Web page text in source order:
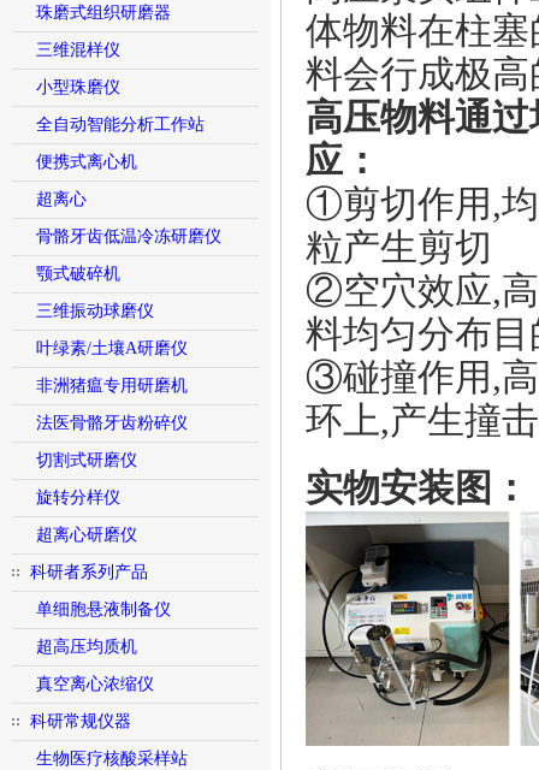
珠磨式组织研磨器
三维混样仪
小型珠磨仪
全自动智能分析工作站
便携式离心机
超离心
骨骼牙齿低温冷冻研磨仪
颚式破碎机
三维振动球磨仪
叶绿素/土壤A研磨仪
非洲猪瘟专用研磨机
法医骨骼牙齿粉碎仪
切割式研磨仪
旋转分样仪
超离心研磨仪
科研者系列产品
单细胞悬液制备仪
超高压均质机
真空离心浓缩仪
科研常规仪器
生物医疗核酸采样站
体物料在柱
料会行成极
高压物料通
应：
①剪切作用,
粒产生剪切
②空穴效应,
料均匀分布目
③碰撞作用,
环上,产生撞
实物安装图：